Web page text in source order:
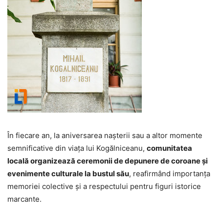
În fiecare an, la aniversarea nașterii sau a altor momente
semnificative din viața lui Kogălniceanu, comunitatea
locală organizează ceremonii de depunere de coroane și
evenimente culturale la bustul său, reafirmând importanța
memoriei colective și a respectului pentru figuri istorice
marcante.